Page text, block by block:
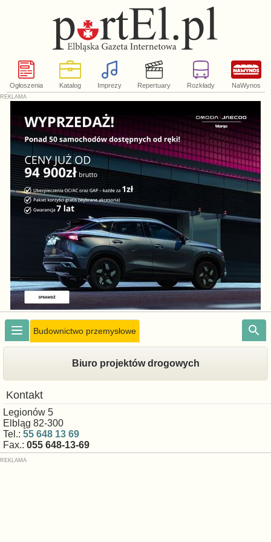
Ogłoszenia Katalog Imprezy Repertuary Rozkłady NaWynos
Budownictwo przemysłowe
Biuro projektów drogowych
Kontakt
Legionów 5
Elbląg 82-300
Tel.: 55 648 13 69
Fax.: 055 648-13-69